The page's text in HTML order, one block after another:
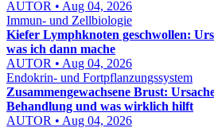
AUTOR • Aug 04, 2026
Immun- und Zellbiologie
Kiefer Lymphknoten geschwollen:
was ich dann mache
AUTOR • Aug 04, 2026
Endokrin- und Fortpflanzungssystem
Zusammengewachsene Brust:
Behandlung und was wirklich hilft
AUTOR • Aug 04, 2026